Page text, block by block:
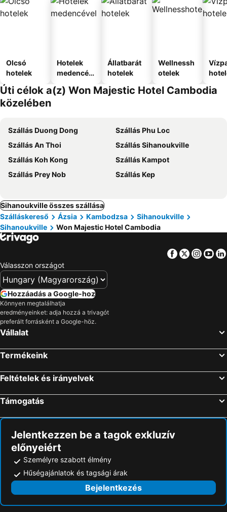
Olcsó
hotelek
Hotelek
medencév
Állatbarát
hotelek
Wellnessh
otelek
Úti célok a(z) Won Majestic Hotel Cambodia
közelében
Szállás Duong Dong
Szállás Phu Loc
Szállás An Thoi
Szállás Sihanoukville
Szállás Koh Kong
Szállás Kampot
Szállás Prey Nob
Szállás Kep
Sihanoukville összes szállása
Szálláskereső
Ázsia Kambodzsa
Sihanoukville
Sihanoukville
Won Majestic Hotel Cambodia
Facebook
Twitter
Válasszon országot
Hozzáadás a Google-hoz
Könnyen megtalálhatja
eredményeinket: adja hozzá a trivagót
preferált forrásként a Google-höz.
Vállalat
Termékeink
Feltételek és irányelvek
Támogatás
Jelentkezzen be a tagok exkluzív
előnyeiért
Személyre szabott élmény
Hűségajánlatok és tagsági árak
Bejelentkezés